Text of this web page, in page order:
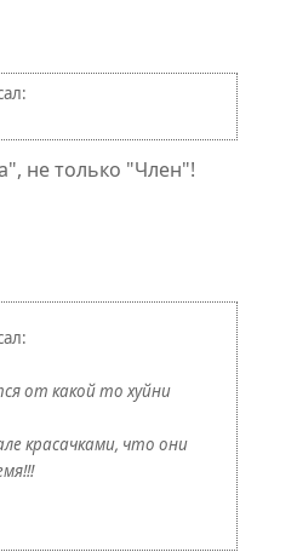
не только "Член"!
от какой то хуйни
красачками, что они